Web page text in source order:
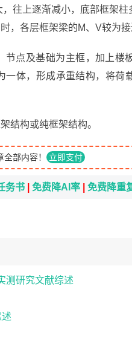
往上逐渐减小，底部框架
，各层框架梁的M、V较为接
点及基础为主框，加上楼
体，形成承重结构，将荷
结构或纯框架结构。
部内容！ 立即支付
务书 免费降AI率 免费降重
测研究文献综述